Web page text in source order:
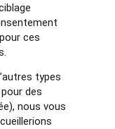
ces
types
des
nous vous